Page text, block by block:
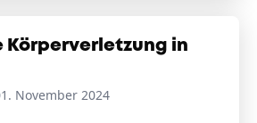
Körperverletzung in
November 2024